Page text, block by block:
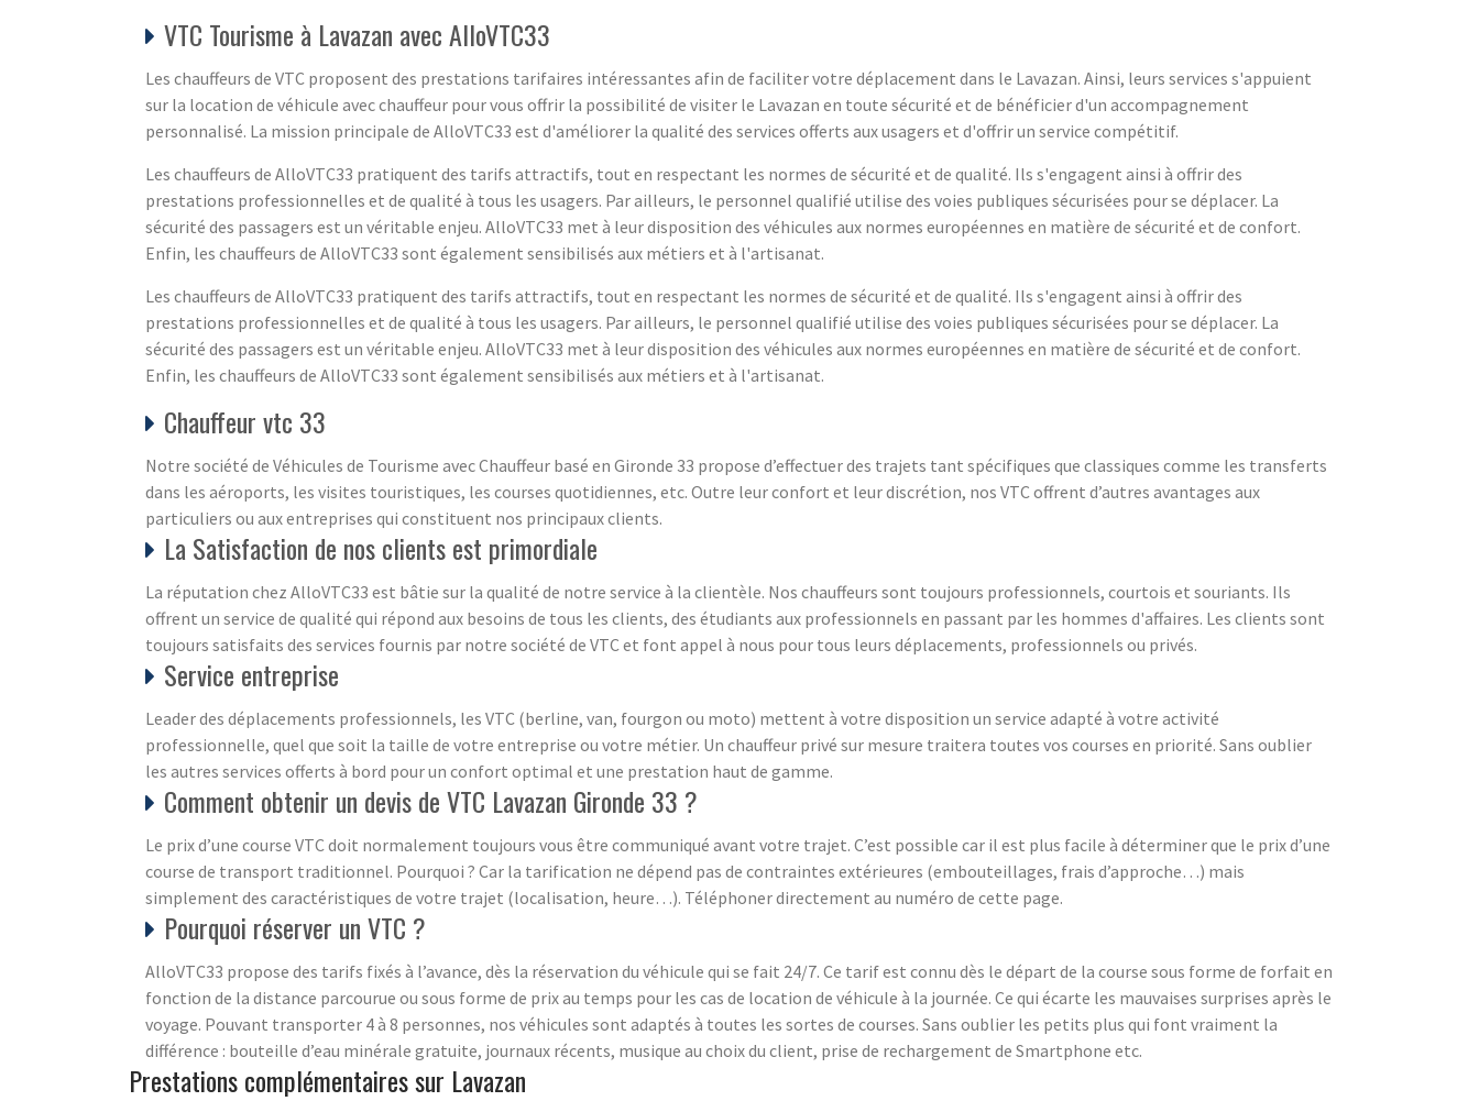
VTC Tourisme à Lavazan avec AlloVTC33
Les chauffeurs de VTC proposent des prestations tarifaires intéressantes afin de faciliter votre déplacement dans le Lavazan. Ainsi, leurs services s'appuient
sur la location de véhicule avec chauffeur pour vous offrir la possibilité de visiter le Lavazan en toute sécurité et de bénéficier d'un accompagnement
personnalisé. La mission principale de AlloVTC33 est d'améliorer la qualité des services offerts aux usagers et d'offrir un service compétitif.
Les chauffeurs de AlloVTC33 pratiquent des tarifs attractifs, tout en respectant les normes de sécurité et de qualité. Ils s'engagent ainsi à offrir des
prestations professionnelles et de qualité à tous les usagers. Par ailleurs, le personnel qualifié utilise des voies publiques sécurisées pour se déplacer. La
sécurité des passagers est un véritable enjeu. AlloVTC33 met à leur disposition des véhicules aux normes européennes en matière de sécurité et de confort.
Enfin, les chauffeurs de AlloVTC33 sont également sensibilisés aux métiers et à l'artisanat.
Les chauffeurs de AlloVTC33 pratiquent des tarifs attractifs, tout en respectant les normes de sécurité et de qualité. Ils s'engagent ainsi à offrir des
prestations professionnelles et de qualité à tous les usagers. Par ailleurs, le personnel qualifié utilise des voies publiques sécurisées pour se déplacer. La
sécurité des passagers est un véritable enjeu. AlloVTC33 met à leur disposition des véhicules aux normes européennes en matière de sécurité et de confort.
Enfin, les chauffeurs de AlloVTC33 sont également sensibilisés aux métiers et à l'artisanat.
Chauffeur vtc 33
Notre société de Véhicules de Tourisme avec Chauffeur basé en Gironde 33 propose d’effectuer des trajets tant spécifiques que classiques comme les transferts
dans les aéroports, les visites touristiques, les courses quotidiennes, etc. Outre leur confort et leur discrétion, nos VTC offrent d’autres avantages aux
particuliers ou aux entreprises qui constituent nos principaux clients.
La Satisfaction de nos clients est primordiale
La réputation chez AlloVTC33 est bâtie sur la qualité de notre service à la clientèle. Nos chauffeurs sont toujours professionnels, courtois et souriants. Ils
offrent un service de qualité qui répond aux besoins de tous les clients, des étudiants aux professionnels en passant par les hommes d'affaires. Les clients sont
toujours satisfaits des services fournis par notre société de VTC et font appel à nous pour tous leurs déplacements, professionnels ou privés.
Service entreprise
Leader des déplacements professionnels, les VTC (berline, van, fourgon ou moto) mettent à votre disposition un service adapté à votre activité
professionnelle, quel que soit la taille de votre entreprise ou votre métier. Un chauffeur privé sur mesure traitera toutes vos courses en priorité. Sans oublier
les autres services offerts à bord pour un confort optimal et une prestation haut de gamme.
Comment obtenir un devis de VTC Lavazan Gironde 33 ?
Le prix d’une course VTC doit normalement toujours vous être communiqué avant votre trajet. C’est possible car il est plus facile à déterminer que le prix d’une
course de transport traditionnel. Pourquoi ? Car la tarification ne dépend pas de contraintes extérieures (embouteillages, frais d’approche…) mais
simplement des caractéristiques de votre trajet (localisation, heure…). Téléphoner directement au numéro de cette page.
Pourquoi réserver un VTC ?
AlloVTC33 propose des tarifs fixés à l’avance, dès la réservation du véhicule qui se fait 24/7. Ce tarif est connu dès le départ de la course sous forme de forfait en
fonction de la distance parcourue ou sous forme de prix au temps pour les cas de location de véhicule à la journée. Ce qui écarte les mauvaises surprises après le
voyage. Pouvant transporter 4 à 8 personnes, nos véhicules sont adaptés à toutes les sortes de courses. Sans oublier les petits plus qui font vraiment la
différence : bouteille d’eau minérale gratuite, journaux récents, musique au choix du client, prise de rechargement de Smartphone etc.
Prestations complémentaires sur Lavazan